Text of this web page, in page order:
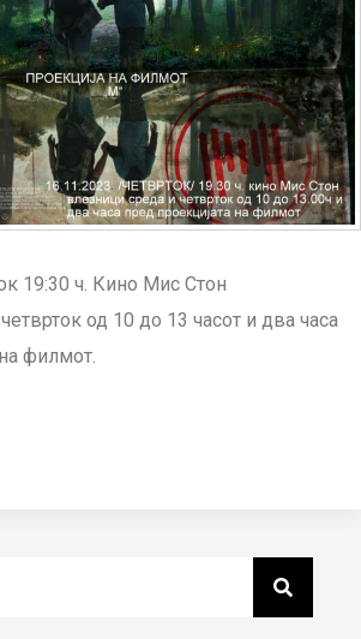
19:30 ч. Кино Мис Стон
од 10 до 13 часот и два часа
филмот.